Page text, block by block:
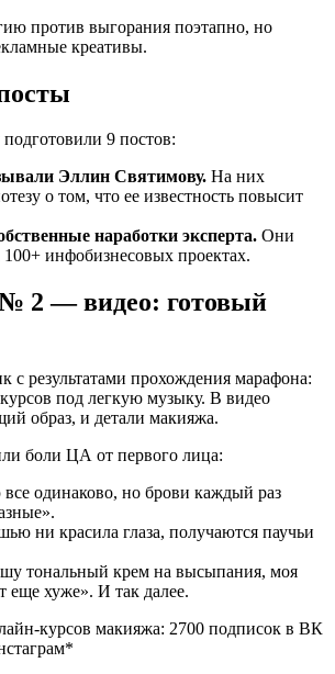
против выгорания поэтапно, но
креативы.
9 постов:
Эллин Святимову. На них
о том, что ее известность повысит
наработки эксперта. Они
инфобизнесовых проектах.
2 — видео: готовый
с результатами прохождения марафона:
под легкую музыку. В видео
образ, и детали макияжа.
боли ЦА от первого лица:
одинаково, но брови каждый раз
ни красила глаза, получаются паучьи
тональный крем на высыпания, моя
еще хуже». И так далее.